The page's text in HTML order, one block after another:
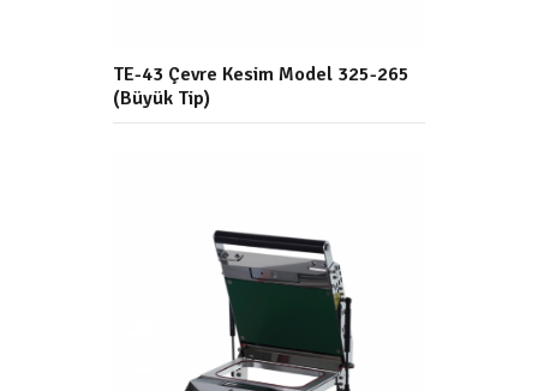
TE-43 Çevre Kesim Model 325-265
(Büyük Tip)